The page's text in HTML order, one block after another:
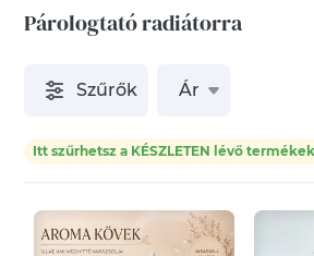
Párologtató radiátorra
Szűrők Ár
Itt szűrhetsz a KÉSZLETEN lévő